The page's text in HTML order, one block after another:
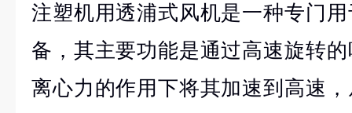
注塑机用透浦式风机是一种专门
备，其主要功能是通过高速旋转
离心力的作用下将其加速到高速